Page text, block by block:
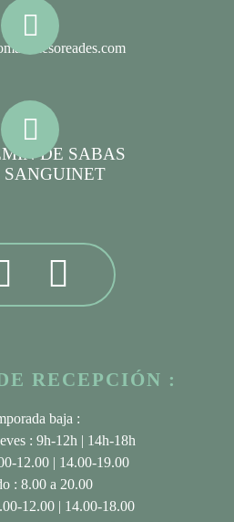
DE SABAS
SANGUINET
RECEPCIÓN :
baja :
: 9h-12h | 14h-18h
12.00 | 14.00-19.00
: 8.00 a 20.00
12.00 | 14.00-18.00